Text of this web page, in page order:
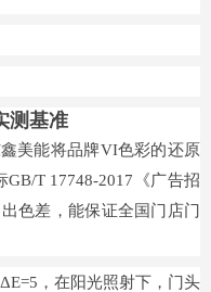
测基准
美能将品牌VI色彩的还原
T 17748-2017《广告招
色差，能保证全国门店门
，在阳光照射下，门头